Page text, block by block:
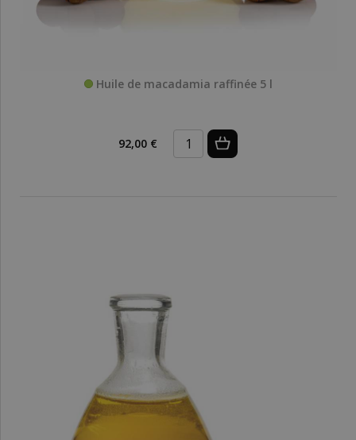
Huile de macadamia raffinée 5 l
92,00 €